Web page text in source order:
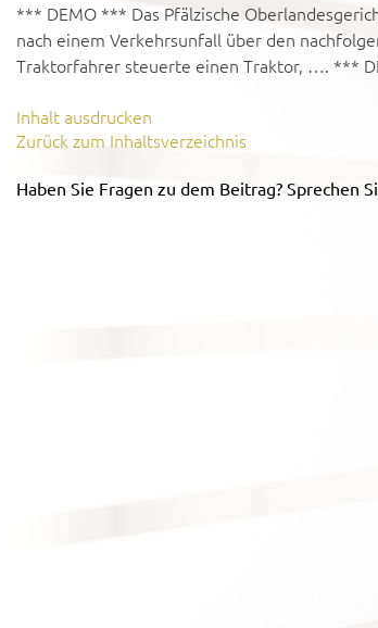
*** DEMO *** Das Pfälzische
nach einem Verkehrsunfall über den
Traktorfahrer steuerte einen Traktor, …. ***
Inhalt ausdrucken
Zurück zum Inhaltsverzeichnis
Haben Sie Fragen zu dem Beitrag? Sprechen